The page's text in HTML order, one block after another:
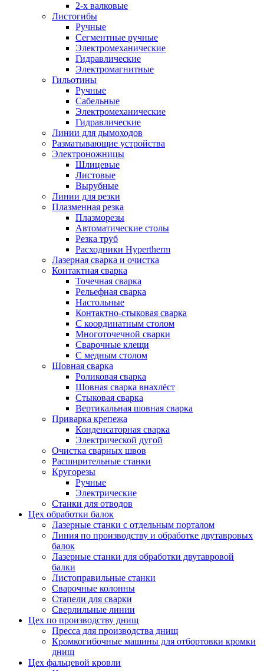
2-х валковые
Листогибы
Ручные
Сегментные ручные
Электромеханические
Гидравлические
Электромагнитные
Гильотины
Ручные
Сабельные
Электромеханические
Гидравлические
Линии для дымоходов
Разматывающие устройства
Электроножницы
Шлицевые
Листовые
Вырубные
Линии для резки
Плазменная резка
Плазморезы
Автоматические столы
Резка труб
Расходники Hypertherm
Лазерная сварка и очистка
Контактная сварка
Точечная сварка
Рельефная сварка
Настольные
Контактно-стыковая сварка
С координатным столом
Многоточечной сварки
Сварочные клещи
С медным столом
Шовная сварка
Роликовая сварка
Шовная сварка внахлёст
Стыковая сварка
Вертикальная шовная сварка
Приварка крепежа
Конденсаторная сварка
Электрической дугой
Очистка сварных швов
Расширительные станки
Кругорезы
Ручные
Электрические
Станки для отводов
Цех обработки балок
Лазерные станки с отдельным порталом
Линия по производству и обработке двутавровых
балок
Лазерные станки для обработки двутавровой
балки
Листоправильные станки
Сварочные колонны
Стапели для сварки
Сверлильные линии
Цех по производству днищ
Пресса для производства днищ
Кромкогибочные машины для отбортовки кромки
днищ
Цех фальцевой кровли